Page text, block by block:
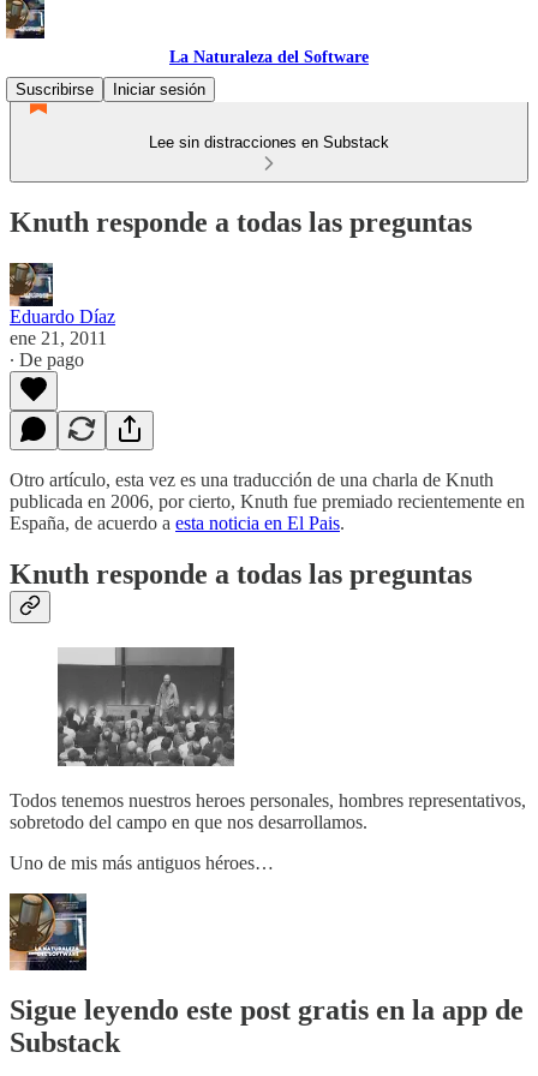
La Naturaleza del Software
Suscribirse
Iniciar sesión
Lee sin distracciones en Substack
Knuth responde a todas las preguntas
Eduardo Díaz
ene 21, 2011
∙ De pago
Otro artículo, esta vez es una traducción de una charla de Knuth
publicada en 2006, por cierto, Knuth fue premiado recientemente en
España, de acuerdo a esta noticia en El Pais.
Knuth responde a todas las preguntas
Todos tenemos nuestros heroes personales, hombres representativos,
sobretodo del campo en que nos desarrollamos.
Uno de mis más antiguos héroes…
Sigue leyendo este post gratis en la app de
Substack